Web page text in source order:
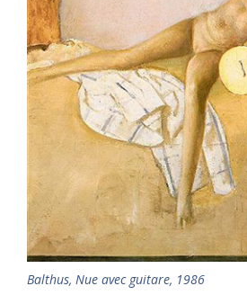
Balthus, Nue avec guitare, 1986